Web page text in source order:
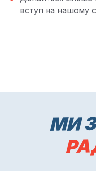
вступ на нашому
МИ